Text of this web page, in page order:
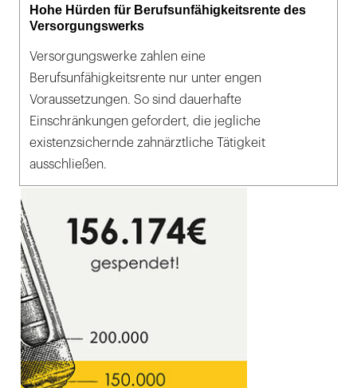
Hohe Hürden für Berufsunfähigkeitsrente des
Versorgungswerks
Versorgungswerke zahlen eine
Berufsunfähigkeitsrente nur unter engen
Voraussetzungen. So sind dauerhafte
Einschränkungen gefordert, die jegliche
existenzsichernde zahnärztliche Tätigkeit
ausschließen.